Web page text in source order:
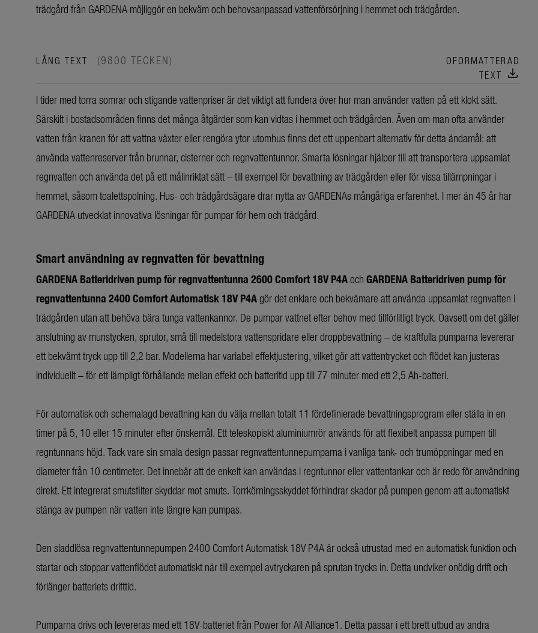
trädgård från GARDENA möjliggör en bekväm och behovsanpassad vattenförsörjning i hemmet och trädgården.
LÅNG TEXT (9800 TECKEN)
OFORMATTERAD
TEXT download
I tider med torra somrar och stigande vattenpriser är det viktigt att fundera över hur man använder vatten på ett klokt sätt.
Särskilt i bostadsområden finns det många åtgärder som kan vidtas i hemmet och trädgården. Även om man ofta använder
vatten från kranen för att vattna växter eller rengöra ytor utomhus finns det ett uppenbart alternativ för detta ändamål: att
använda vattenreserver från brunnar, cisterner och regnvattentunnor. Smarta lösningar hjälper till att transportera uppsamlat
regnvatten och använda det på ett målinriktat sätt – till exempel för bevattning av trädgården eller för vissa tillämpningar i
hemmet, såsom toalettspolning. Hus- och trädgårdsägare drar nytta av GARDENAs mångåriga erfarenhet. I mer än 45 år har
GARDENA utvecklat innovativa lösningar för pumpar för hem och trädgård.
Smart användning av regnvatten för bevattning
GARDENA Batteridriven pump för regnvattentunna 2600 Comfort 18V P4Aoch GARDENA Batteridriven pump för
regnvattentunna 2400 Comfort Automatisk 18V P4Agör det enklare och bekvämare att använda uppsamlat regnvatten i
trädgården utan att behöva bära tunga vattenkannor. De pumpar vattnet efter behov med tillförlitligt tryck. Oavsett om det gäller
anslutning av munstycken, sprutor, små till medelstora vattenspridare eller droppbevattning – de kraftfulla pumparna levererar
ett bekvämt tryck upp till 2,2 bar. Modellerna har variabel effektjustering, vilket gör att vattentrycket och flödet kan justeras
individuellt – för ett lämpligt förhållande mellan effekt och batteritid upp till 77 minuter med ett 2,5 Ah-batteri.
För automatisk och schemalagd bevattning kan du välja mellan totalt 11 fördefinierade bevattningsprogram eller ställa in en
timer på 5, 10 eller 15 minuter efter önskemål. Ett teleskopiskt aluminiumrör används för att flexibelt anpassa pumpen till
regntunnans höjd. Tack vare sin smala design passar regnvattentunnepumparna i vanliga tank- och trumöppningar med en
diameter från 10 centimeter. Det innebär att de enkelt kan användas i regntunnor eller vattentankar och är redo för användning
direkt. Ett integrerat smutsfilter skyddar mot smuts. Torrkörningsskyddet förhindrar skador på pumpen genom att automatiskt
stänga av pumpen när vatten inte längre kan pumpas.
Den sladdlösa regnvattentunnepumpen 2400 Comfort Automatisk 18V P4A är också utrustad med en automatisk funktion och
startar och stoppar vattenflödet automatiskt när till exempel avtryckaren på sprutan trycks in. Detta undviker onödig drift och
förlänger batteriets drifttid.
Pumparna drivs och levereras med ett 18V-batteriet från Power for All Alliance1. Detta passar i ett brett utbud av andra